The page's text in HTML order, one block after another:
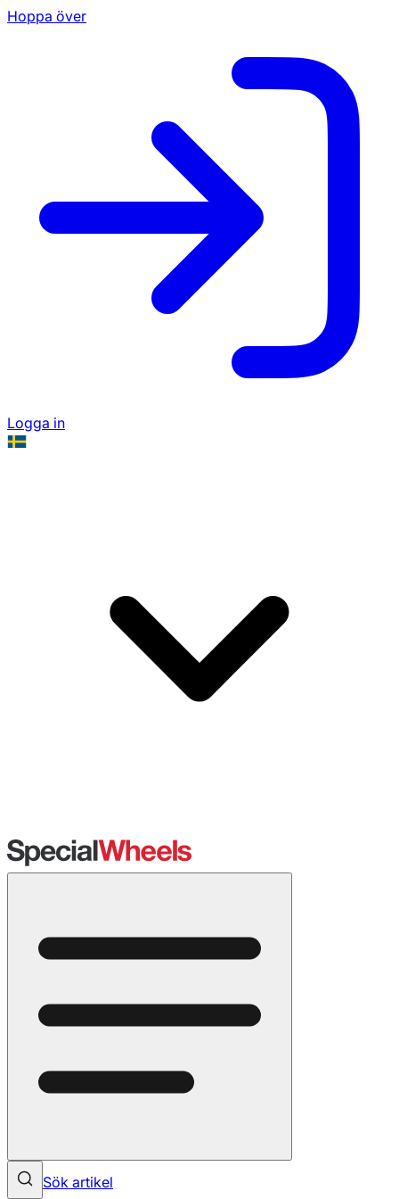
Hoppa över
Logga in
Sök artikel